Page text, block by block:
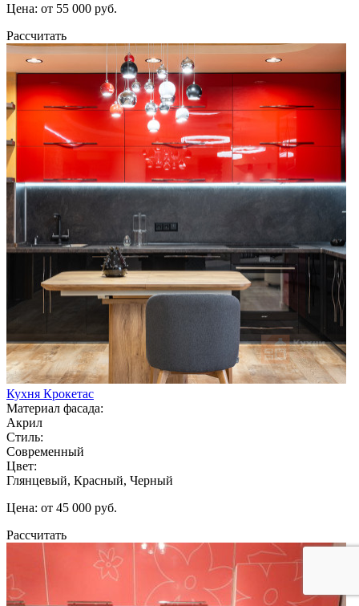
Цена: от 55 000 руб.
Рассчитать
Кухня Крокетас
Материал фасада:
Акрил
Стиль:
Современный
Цвет:
Глянцевый, Красный, Черный
Цена: от 45 000 руб.
Рассчитать